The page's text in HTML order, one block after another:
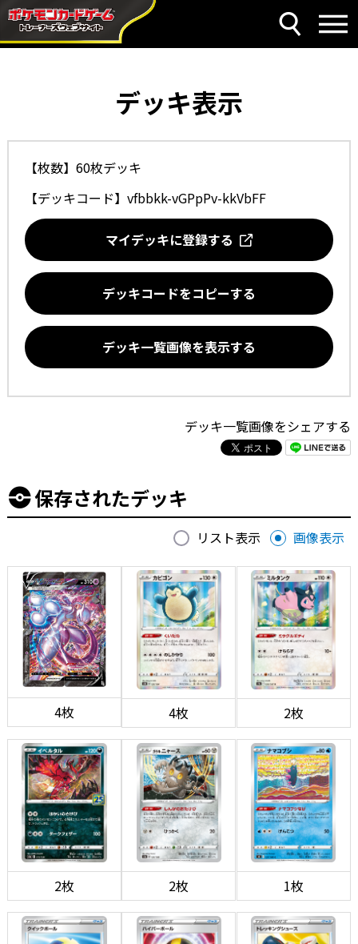
デッキ表示
【枚数】60枚デッキ
【デッキコード】 vfbbkk-vGPpPv-kkVbFF
マイデッキに登録する
デッキコードをコピーする
デッキ一覧画像を表示する
デッキ一覧画像をシェアする
保存されたデッキ
リスト表示 画像表示
4枚 4枚 2枚
2枚 2枚 1枚